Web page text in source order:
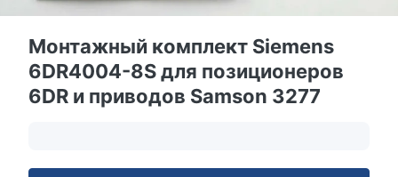
Монтажный комплект Siemens
6DR4004-8S для позиционеров
6DR и приводов Samson 3277